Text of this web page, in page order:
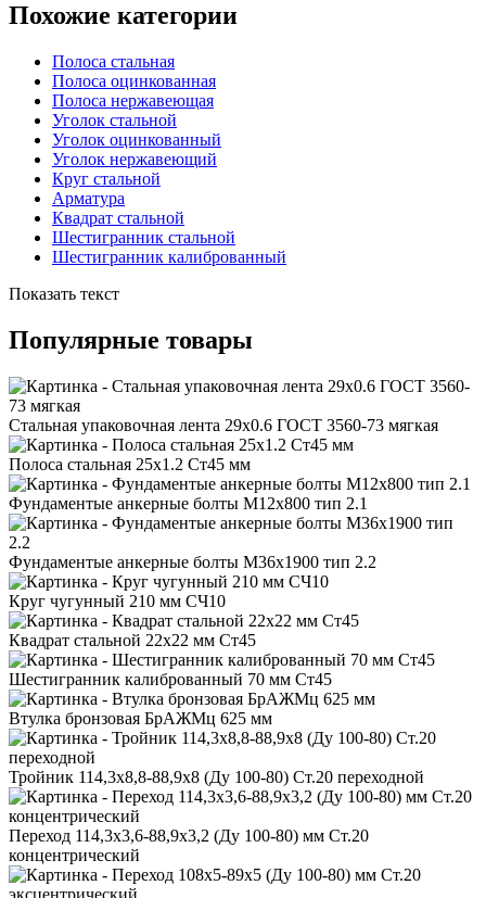
Похожие категории
Полоса стальная
Полоса оцинкованная
Полоса нержавеющая
Уголок стальной
Уголок оцинкованный
Уголок нержавеющий
Круг стальной
Арматура
Квадрат стальной
Шестигранник стальной
Шестигранник калиброванный
Показать текст
Популярные товары
Стальная упаковочная лента 29x0.6 ГОСТ 3560-73 мягкая
Полоса стальная 25x1.2 Ст45 мм
Фундаментые анкерные болты М12x800 тип 2.1
Фундаментые анкерные болты М36x1900 тип 2.2
Круг чугунный 210 мм СЧ10
Квадрат стальной 22x22 мм Ст45
Шестигранник калиброванный 70 мм Ст45
Втулка бронзовая БрАЖМц 625 мм
Тройник 114,3x8,8-88,9x8 (Ду 100-80) Ст.20 переходной
Переход 114,3x3,6-88,9x3,2 (Ду 100-80) мм Ст.20
концентрический